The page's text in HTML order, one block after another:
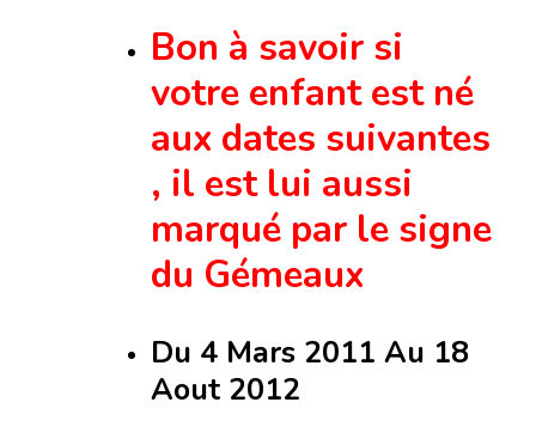
Bon à savoir si
votre enfant est né
aux dates suivantes
, il est lui aussi
marqué par le signe
du Gémeaux
Du 4 Mars 2011 Au 18
Aout 2012